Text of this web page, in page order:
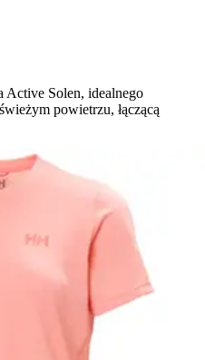
Solen, idealnego
powietrzu, łączącą